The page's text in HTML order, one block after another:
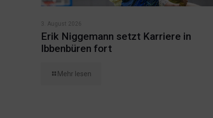
3. August 2026
Erik Niggemann setzt Karriere in
Ibbenbüren fort
Mehr lesen